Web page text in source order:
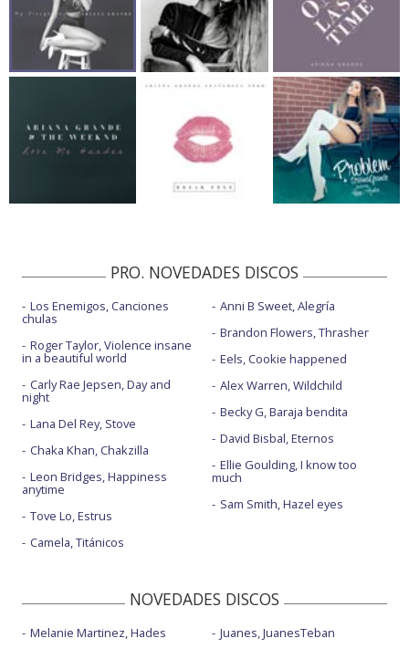
PRO. NOVEDADES DISCOS
Los Enemigos, Canciones
chulas
Roger Taylor, Violence insane
in a beautiful world
Carly Rae Jepsen, Day and
night
Lana Del Rey, Stove
Chaka Khan, Chakzilla
Leon Bridges, Happiness
anytime
Tove Lo, Estrus
Camela, Titánicos
Anni B Sweet, Alegría
Brandon Flowers, Thrasher
Eels, Cookie happened
Alex Warren, Wildchild
Becky G, Baraja bendita
David Bisbal, Eternos
Ellie Goulding, I know too
much
Sam Smith, Hazel eyes
NOVEDADES DISCOS
Melanie Martinez, Hades
Juanes, JuanesTeban